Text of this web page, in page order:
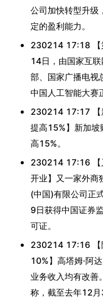
公司加快转型升级
定的盈利能力。
230214 17:18 【
14日，由国家互
部、国家广播电视
中国人工智能大赛
230214 17:17 【
提高15%】新加坡
高15%。
230214 17:16 【
开业】又一家外商
(中国)有限公司正
9日获得中国证券
可证。
230214 17:16 【
10%】高塔姆·阿
业务收入均有改
称，截至去年12